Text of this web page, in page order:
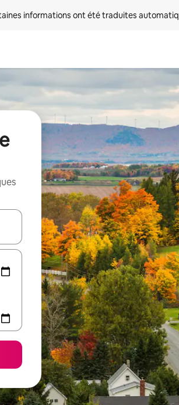
informations ont été traduites
vers le haut et vers le bas pour les